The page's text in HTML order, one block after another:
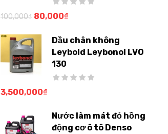
100,000₫ 80,000₫
Dầu chân không
Leybold Leybonol LVO
130
3,500,000₫
Nước làm mát đỏ hồng
động cơ ô tô Denso